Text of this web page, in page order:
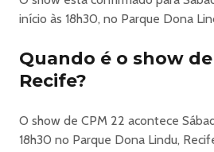
início às 18h30, no Parque Dona
Quando é o show de
Recife?
O show de CPM 22 acontece
18h30 no Parque Dona Lindu,